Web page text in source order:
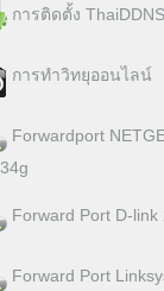
การติดตั้ง
การทำวิทยุออนไลน์
Forwardport
Forward Port D-link
Forward Port